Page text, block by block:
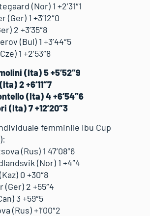
(Nor) 1 +2’31″1
1 +3’12″0
2 +3’35″8
(Bul) 1 +3’44″5
1 +2’53″8
(Ita) 5 +5’52″9
2 +6’11″7
(Ita) 4 +6’54″6
(Ita) 7 +12’20″3
femminile Ibu Cup
(Rus) 1 47’08″6
(Nor) 1 +4″4
0 +30″8
2 +55″4
3 +59″5
(Rus) +1’00″2